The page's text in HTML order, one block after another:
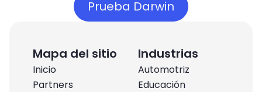
Prueba Darwin
Mapa del sitio
Inicio
Partners
Industrias
Automotriz
Educación